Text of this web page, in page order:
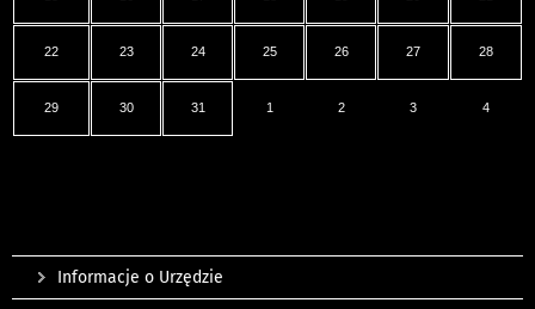
22 23 24 25 26 27 28
29 30 31 1 2 3 4
Informacje o Urzędzie